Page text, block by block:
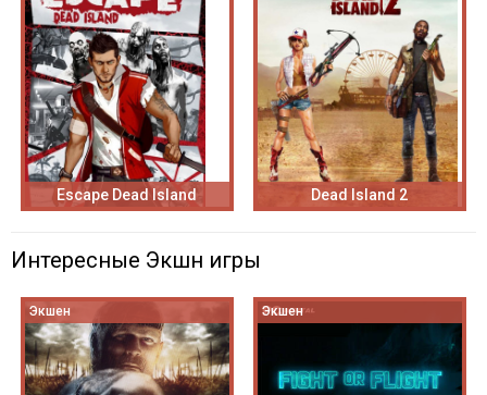
Escape Dead Island Dead Island 2
Интересные Экшн игры
Экшен Экшен